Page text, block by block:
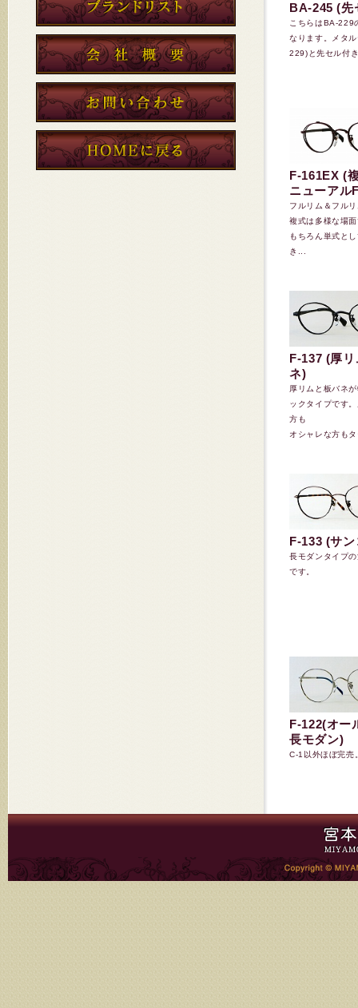
BA-245 (先
こちらはBA-229
なります。メタ
229)と先セル付
F-161EX (
ニューアル
フルリム＆フル
複式は多様な場
もちろん単式と
き...
F-137 (厚
ネ)
厚リムと板バネ
ックタイプです
方も
オシャレな方も
F-133 (サ
長モダンタイプ
です。
F-122(オー
長モダン)
C-1以外ほぼ完売